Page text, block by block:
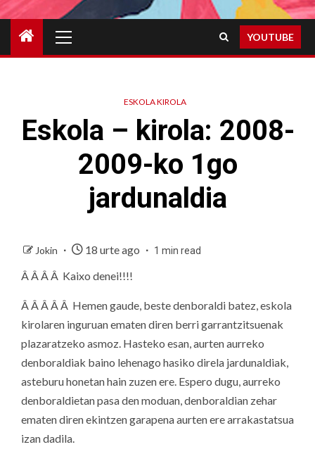
Menu
YOUTUBE
ESKOLA KIROLA
Eskola – kirola: 2008-
2009-ko 1go
jardunaldia
Jokin 18 urte ago 1 min read
Â Â Â Â Kaixo denei!!!!
Â Â Â Â Â Hemen gaude, beste denboraldi batez, eskola
kirolaren inguruan ematen diren berri garrantzitsuenak
plazaratzeko asmoz. Hasteko esan, aurten aurreko
denboraldiak baino lehenago hasiko direla jardunaldiak,
asteburu honetan hain zuzen ere. Espero dugu, aurreko
denboraldietan pasa den moduan, denboraldian zehar
ematen diren ekintzen garapena aurten ere arrakastatsua
izan dadila.